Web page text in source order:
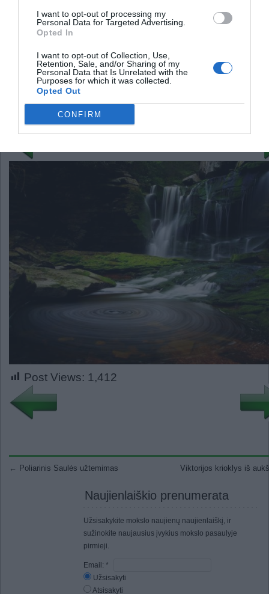
I want to opt-out of processing my
Personal Data for Targeted Advertising.
Opted In
I want to opt-out of Collection, Use,
Retention, Sale, and/or Sharing of my
Personal Data that Is Unrelated with the
Purposes for which it was collected.
Opted Out
CONFIRM
Švedijoje rasta meteorito liekana
„Google“ vartotojams siūlys
paskraidyti virtualiais
sraigtasparniais
Ekalos kriokliai
Post Views: 1,412
Post navigation
← Poliarinis Saulės užtemimas Viktorijos krioklys iš
Naujienlaiškio prenumerata
Užsisakykite mokslo naujienų naujienlaiškį, ir
sužinokite naujausius įvykius mokslo pasaulyje
pirmieji.
Email: *
Užsisakyti
Atsisakyti